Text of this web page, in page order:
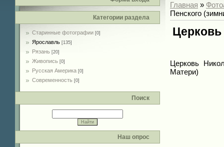
Категории раздела
Старинные фотографии [0]
Ярославль [135]
Рязань [20]
Живопись [0]
Русская Америка [0]
Современность [0]
Поиск
Наш опрос
Главная »
Пенского
Церковь
Матери)